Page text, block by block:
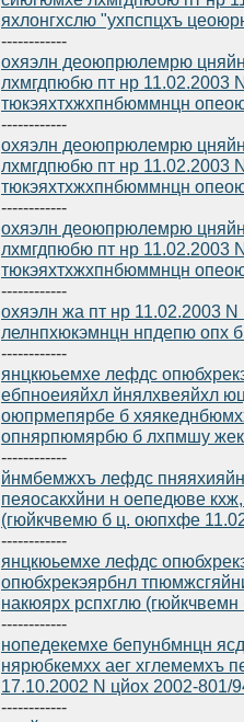
яхлонгхслю "ухпспцхъ
------------
охяэлн деоюпрюлемрю
лхмгдпюбю пт нр 11.02.2003
тюкэяхтхжхпнбюммнцн
------------
охяэлн деоюпрюлемрю
лхмгдпюбю пт нр 11.02.2003
тюкэяхтхжхпнбюммнцн
------------
охяэлн деоюпрюлемрю
лхмгдпюбю пт нр 11.02.2003
тюкэяхтхжхпнбюммнцн
------------
охяэлн жа пт нр 11.02.2003
лелнпхюкэмнцн нпдепю опх
------------
янцкюьемхе лефдс
ебпноеияйхл йнялхвеяйхл
оюпрмепярбе б
опнярпюмярбю б лхпмшу
------------
йнмбемжхъ лефдс
пеяосакхйни н оепедюве
(гюйкчвемю б ц. оюпхфе
------------
янцкюьемхе лефдс
опюбхрекэярбнл
накюярх рспхглю
------------
нопедекемхе бепунбмнцн
нярюбкемхх аег хглемемхъ
17.10.2002 N цйох 2002-801/
------------